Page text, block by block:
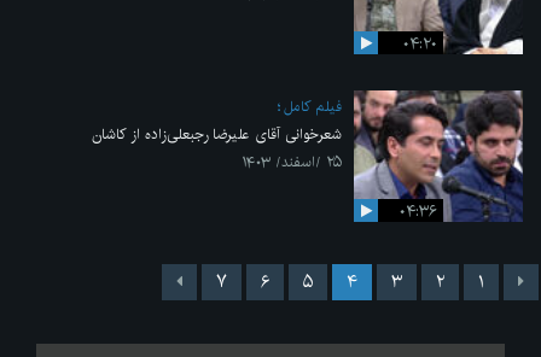
۰۴:۲۰
۰۴:۳۶
فیلم کامل
شعرخوانی آقای علیرضا رجبعلی‌زاده از کاشان
۲۵ /اسفند/ ۱۴۰۳
۱ ۲ ۳ ۴ ۵ ۶ ۷